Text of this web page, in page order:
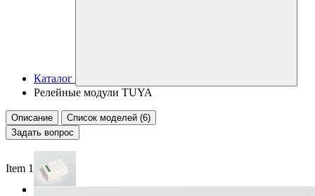
Каталог
Релейные модули TUYA
Описание
Список моделей (6)
Задать вопрос
Item 1 of 3